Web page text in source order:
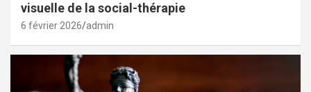
visuelle de la social-thérapie
6 février 2026 admin